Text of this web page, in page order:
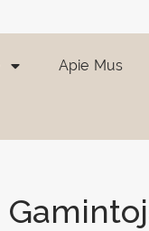
Apie Mus